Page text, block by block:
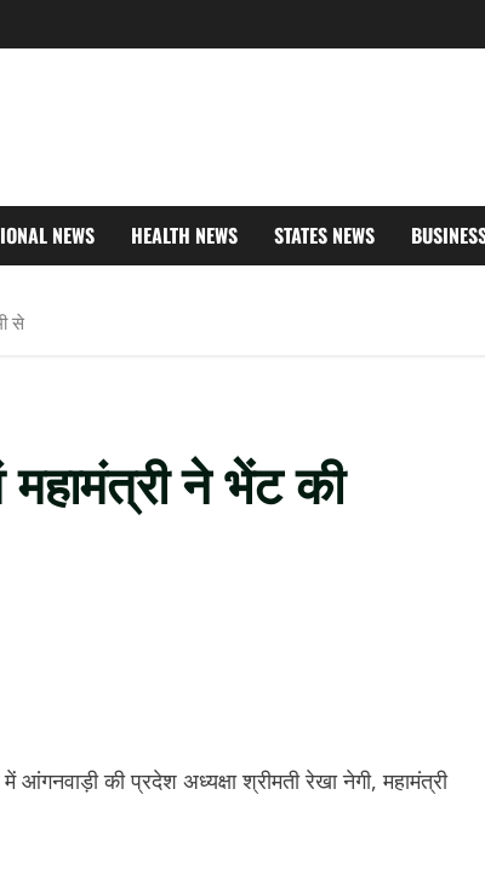
NEWS HEALTH NEWS STATES NEWS
से
ने भेंट की
की प्रदेश अध्यक्षा श्रीमती रेखा नेगी, महामंत्री